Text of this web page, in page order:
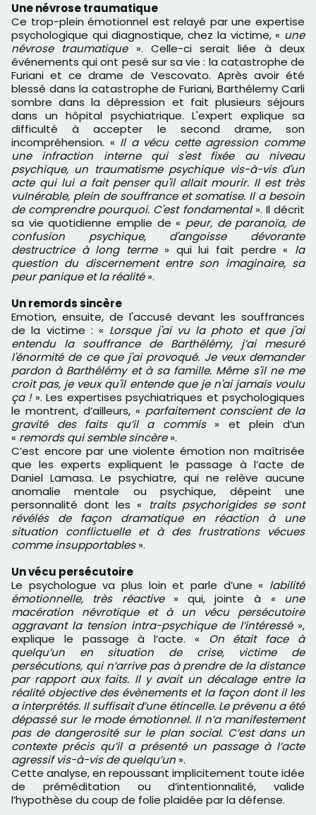
Une névrose traumatique
Ce trop-plein émotionnel est relayé par une expertise
psychologique qui diagnostique, chez la victime, « une
névrose traumatique ». Celle-ci serait liée à deux
événements qui ont pesé sur sa vie : la catastrophe de
Furiani et ce drame de Vescovato. Après avoir été
blessé dans la catastrophe de Furiani, Barthélemy Carli
sombre dans la dépression et fait plusieurs séjours
dans un hôpital psychiatrique. L'expert explique sa
difficulté à accepter le second drame, son
incompréhension. « Il a vécu cette agression comme
une infraction interne qui s'est fixée au niveau
psychique, un traumatisme psychique vis-à-vis d'un
acte qui lui a fait penser qu'il allait mourir. Il est très
vulnérable, plein de souffrance et somatise. Il a besoin
de comprendre pourquoi. C'est fondamental». Il décrit
sa vie quotidienne emplie de « peur, de paranoïa, de
confusion psychique, d'angoisse dévorante
destructrice à long terme » qui lui fait perdre « la
question du discernement entre son imaginaire, sa
peur panique et la réalité».
Un remords sincère
Emotion, ensuite, de l'accusé devant les souffrances
de la victime : « Lorsque j'ai vu la photo et que j'ai
entendu la souffrance de Barthélémy, j’ai mesuré
l'énormité de ce que j'ai provoqué. Je veux demander
pardon à Barthélémy et à sa famille. Même s'il ne me
croit pas, je veux qu'il entende que je n'ai jamais voulu
ça ! ». Les expertises psychiatriques et psychologiques
le montrent, d’ailleurs, « parfaitement conscient de la
gravité des faits qu’il a commis » et plein d’un
« remords qui semble sincère».
C’est encore par une violente émotion non maîtrisée
que les experts expliquent le passage à l’acte de
Daniel Lamasa. Le psychiatre, qui ne relève aucune
anomalie mentale ou psychique, dépeint une
personnalité dont les «
traits psychorigides se sont
révélés de façon dramatique en réaction à une
situation conflictuelle et à des frustrations vécues
comme insupportables».
Un vécu persécutoire
Le psychologue va plus loin et parle d’une « labilité
émotionnelle, très réactive » qui, jointe à
« une
macération névrotique et à un vécu persécutoire
aggravant la tension intra-psychique de l’intéressé»,
explique le passage à l’acte. « On était face à
quelqu’un en situation de crise, victime de
persécutions, qui n’arrive pas à prendre de la distance
par rapport aux faits. Il y avait un décalage entre la
réalité objective des évènements et la façon dont il les
a interprétés. Il suffisait d’une étincelle. Le prévenu a été
dépassé sur le mode émotionnel. Il n’a manifestement
pas de dangerosité sur le plan social. C’est dans un
contexte précis qu’il a présenté un passage à l’acte
agressif vis-à-vis de quelqu’un ».
Cette analyse, en repoussant implicitement toute idée
de préméditation ou d’intentionnalité, valide
l’hypothèse du coup de folie plaidée par la défense.